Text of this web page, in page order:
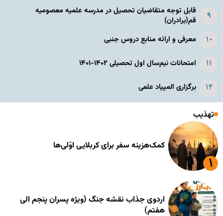
قابل توجه متقاضیان تحصیل در مدرسه علمیه معصومیه
قم(برادران)
معرفی و ارائه منابع دروس جنبی
امتحانات نیم‌سال اول تحصیلی ۱۴۰۲-۱۴۰۱
برگزاری المپیاد علمی
تهذیب
کمک‌هزینه سفر برای کربلایی اوّلی‌ها
اردوی جذاب نقشه جنگ (ویژه پسران پنجم الی
هفتم)